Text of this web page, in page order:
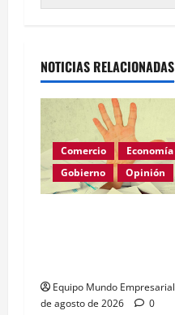
NOTICIAS RELACIONADAS
Comercio
Economía
Gobierno
Opinión
Equipo Mundo Empresarial
de agosto de 2026
0